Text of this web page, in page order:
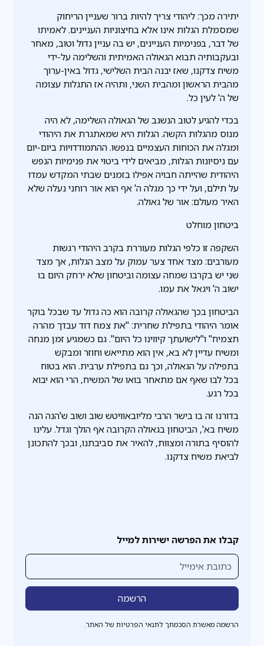
קבלו את הפרשה ישירות למייל
הרשמה מאשרת הסכמתך לתנאי הפרטיות של האתר.
יתירה מכך: ליהודי צריך להיות ברור שעניין הריחוק
שמסמלת הגלות אינו אלא בחיצוניות העניינים. לאמיתו
של דבר, בפנימיות העניינים, יש בה עניין גדול וטוב, מאחר
ובעקבותיה תבוא הגאולה האמיתית והשלימה על-ידי
משיח צדקנו, שאז יבנה הבית השלישי, גדול באין-ערוך
מהבית הראשון ומהבית השני, ותהיה אז התגלות עצומה
של ה' לעין כל.
בכדי להגיע לטוב הנשגב של הגאולה השלימה, לא היה
מנוס מהגלות הקשה. הגלות היא שמאתגרת את היהודי
ומגלה את הכוחות העצמיים בנפשו. ההתמודדויות ביום-יום
עם ניסיונות הגלות, מביאים לידי ביטוי את פנימיות הנפש
היהודית שהייתה חבויה אפילו בזמנים שבתי המקדש עמדו
על תילם, ועל ידי כך מגלה ה' אף הוא אור רוחני נעלה שלא
האיר מעולם: אור של גאולה.
ביטחון מוחלט
השקפה זו כלפי הגלות מעוררת בקרב היהודי רגשות
מעורבים: מצד אחד צער עמוק על מצב הגלות, אך מצד
שני יש בקרבו שמחה עצומה וביטחון שלא ירחק היום בו
ישוב ה' ויגאל את עמו.
הביטחון בכך שהגאולה קרובה הוא כה גדול עד שבכל בוקר
אומר היהודי בתפילת שחרית: "את צמח דוד עבדך מהרה
תצמיח" ו"לישועתך קיווינו כל היום". גם כשמגיע זמן מנחה
ומשיח עדיין לא בא, אין הוא מתייאש וחוזר ומבקש
בתפילה על הגאולה, וכך גם בתפילת ערבית. הוא בטוח
בכל לבו שאף אם מתאחר בואו של המשיח, הרי הוא יבוא
בכל רגע.
בדורנו זה בו בישר הרבי מליובאוויטש שוב ושוב ש'הנה הנה
משיח בא', הביטחון בגאולה הקרובה אף הולך וגדל. עלינו
להוסיף בתורה ומצוות, להאיר את סביבתנו, ובכך להתכונן
לביאת משיח צדקנו.